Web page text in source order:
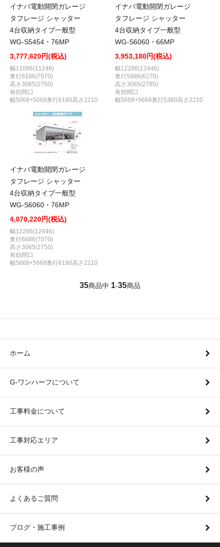
イナバ電動開閉ガレージ
タフレージ シャッター
4台収納タイプ一般型
WG-S5454・76MP
3,777,620円(税込)
幅11086(11246)
奥行6186(7070)
高さ3065(2750)
有効間口
幅5068+5068奥行6180高さ2210
イナバ電動開閉ガレージ
タフレージ シャッター
4台収納タイプ一般型
WG-S6060・66MP
3,953,180円(税込)
幅12286(12446)
奥行5886(6270)
高さ3065(2785)
有効間口
幅5668+5668奥行5380高さ2210
イナバ電動開閉ガレージ
タフレージ シャッター
4台収納タイプ一般型
WG-S6060・76MP
4,070,220円(税込)
幅12286(12446)
奥行6686(7070)
高さ3065(2750)
有効間口
幅5668+5668奥行6180高さ2210
35商品中 1-35商品
ホーム
G-ワンハーフについて
工事料金について
工事対応エリア
お客様の声
よくあるご質問
ブログ・施工事例